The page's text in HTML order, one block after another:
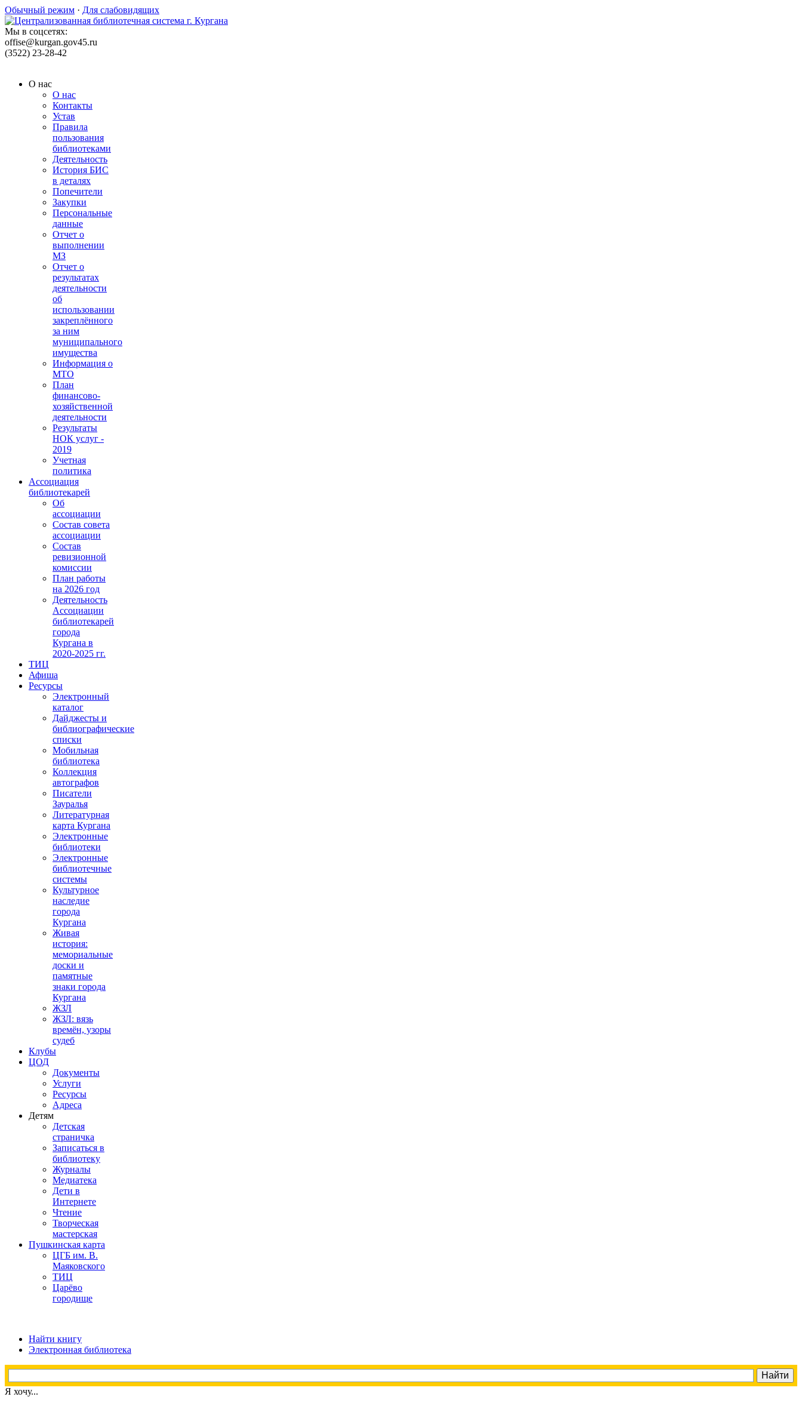
Обычный режим · Для слабовидящих
Мы в соцсетях:
offise@kurgan.gov45.ru
(3522) 23-28-42
О нас
О нас
Контакты
Устав
Правила
пользования
библиотеками
Деятельность
История БИС
в деталях
Попечители
Закупки
Персональные
данные
Отчет о
выполнении
МЗ
Отчет о
результатах
деятельности
об
использовании
закреплённого
за ним
муниципального
имущества
Информация о
МТО
План
финансово-
хозяйственной
деятельности
Результаты
НОК услуг -
2019
Учетная
политика
Ассоциация
библиотекарей
Об
ассоциации
Состав совета
ассоциации
Состав
ревизионной
комиссии
План работы
на 2026 год
Деятельность
Ассоциации
библиотекарей
города
Кургана в
2020-2025 гг.
ТИЦ
Афиша
Ресурсы
Электронный
каталог
Дайджесты и
библиографические
списки
Мобильная
библиотека
Коллекция
автографов
Писатели
Зауралья
Литературная
карта Кургана
Электронные
библиотеки
Электронные
библиотечные
системы
Культурное
наследие
города
Кургана
Живая
история:
мемориальные
доски и
памятные
знаки города
Кургана
ЖЗЛ
ЖЗЛ: вязь
времён, узоры
судеб
Клубы
ЦОД
Документы
Услуги
Ресурсы
Адреса
Детям
Детская
страничка
Записаться в
библиотеку
Журналы
Медиатека
Дети в
Интернете
Чтение
Творческая
мастерская
Пушкинская карта
ЦГБ им. В.
Маяковского
ТИЦ
Царёво
городище
Найти книгу
Электронная библиотека
Я хочу...